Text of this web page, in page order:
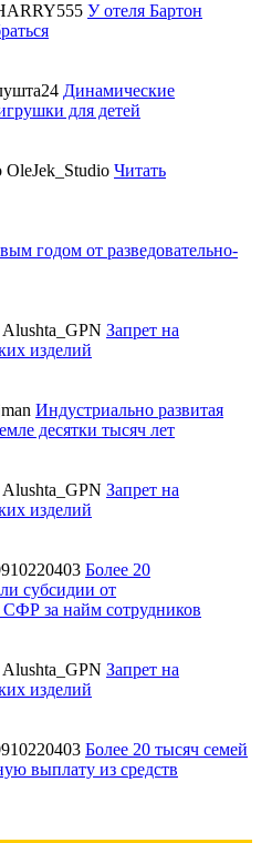
У отеля Бартон
Динамические
для детей
OleJek_Studio Читать
годом от разведовательно-
Alushta_GPN Запрет на
изделий
Индустриально развитая
десятки тысяч лет
Alushta_GPN Запрет на
изделий
Более 20
субсидии от
за найм сотрудников
Alushta_GPN Запрет на
изделий
Более 20 тысяч семей
выплату из средств